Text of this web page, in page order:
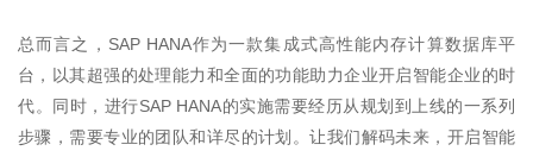
总而言之， SAP HANA作为一款集成式高性能内存计算数据库平
台，以其超强的处理能力和全面的功能助力企业开启智能企业的时
代。同时，进行SAP HANA的实施需要经历从规划到上线的一系列
步骤，需要专业的团队和详尽的计划。让我们解码未来，开启智能